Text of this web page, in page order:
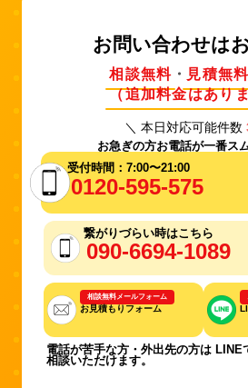
お問い合わせは
相談無料 ・ 見積無料
（追加料金はあり
＼ 本日対応可能件数
お急ぎの方お電話が一番ス
受付時間：7:00〜21:00
0120-595-575
繋がりづらい時はこちら
090-6694-1089
相談無料メールフォーム
お見積もりフォーム
電話が苦手な方・外出先の方は LINE
相談いただけます。